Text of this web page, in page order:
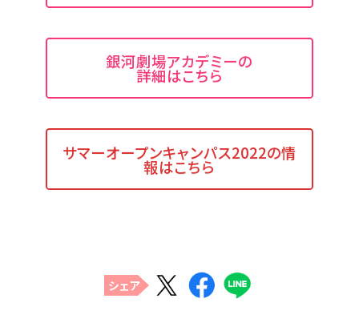
銀河劇場アカデミーの
詳細はこちら
サマーオープンキャンパス2022の情
報はこちら
シェア